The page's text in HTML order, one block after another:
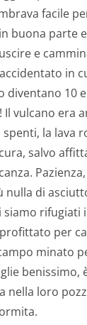
facile
buona parte
e
in
diventano 10
Il vulcano era
la lava
salvo
nulla di
siamo rifugiati
per
minato
nella loro